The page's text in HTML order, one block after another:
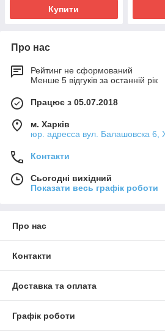
Купити
Про нас
Рейтинг не сформований
Менше 5 відгуків за останній рік
Працює з 05.07.2018
м. Харків
юр. адресса вул. Балашовска 6,
Контакти
Сьогодні вихідний
Показати весь графік роботи
Про нас
Контакти
Доставка та оплата
Графік роботи